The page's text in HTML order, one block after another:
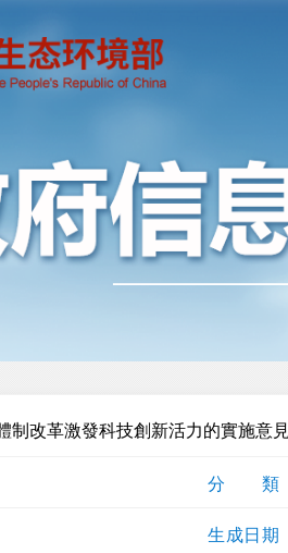
制改革激發科技創新活力的實施意見
分 類
生成日期